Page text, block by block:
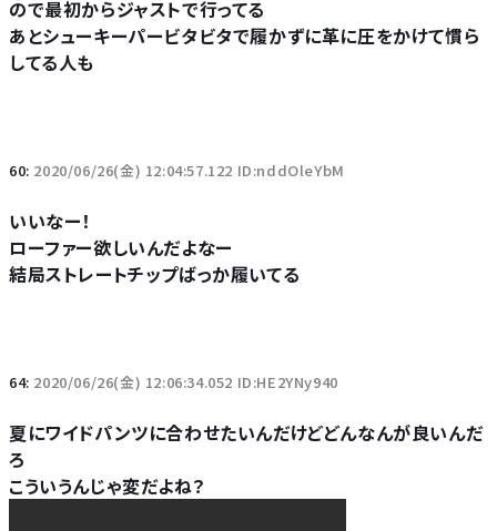
ので最初からジャストで行ってる
あとシューキーパービタビタで履かずに革に圧をかけて慣ら
してる人も
60: 2020/06/26(金) 12:04:57.122 ID:nddOleYbM
いいなー！
ローファー欲しいんだよなー
結局ストレートチップばっか履いてる
64: 2020/06/26(金) 12:06:34.052 ID:HE2YNy940
夏にワイドパンツに合わせたいんだけどどんなんが良いんだ
ろ
こういうんじゃ変だよね？